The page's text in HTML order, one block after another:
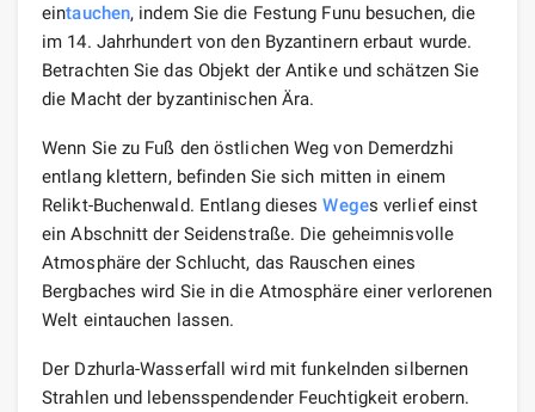
eintauchen, indem Sie die Festung Funu besuchen, die
im 14. Jahrhundert von den Byzantinern erbaut wurde.
Betrachten Sie das Objekt der Antike und schätzen Sie
die Macht der byzantinischen Ära.
Wenn Sie zu Fuß den östlichen Weg von Demerdzhi
entlang klettern, befinden Sie sich mitten in einem
Relikt-Buchenwald. Entlang diesesWeges verlief einst
ein Abschnitt der Seidenstraße. Die geheimnisvolle
Atmosphäre der Schlucht, das Rauschen eines
Bergbaches wird Sie in die Atmosphäre einer verlorenen
Welt eintauchen lassen.
Der Dzhurla-Wasserfall wird mit funkelnden silbernen
Strahlen und lebensspendender Feuchtigkeit erobern.